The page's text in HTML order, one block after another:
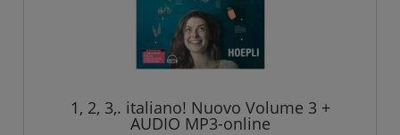
1, 2, 3,. italiano! Nuovo Volume 3 +
AUDIO MP3-online